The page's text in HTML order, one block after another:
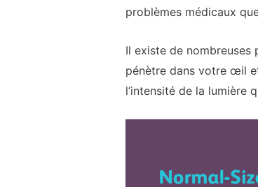
problèmes médicaux
Il existe de nombreuses
pénètre dans votre œil
l’intensité de la lumière